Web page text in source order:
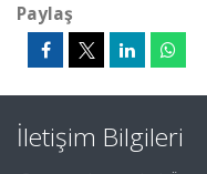
Paylaş
İletişim Bilgileri